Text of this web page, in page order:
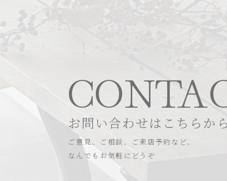
お問い合わせはこちらか
ご意見、ご相談、ご来店予約など、
なんでもお気軽にどうぞ